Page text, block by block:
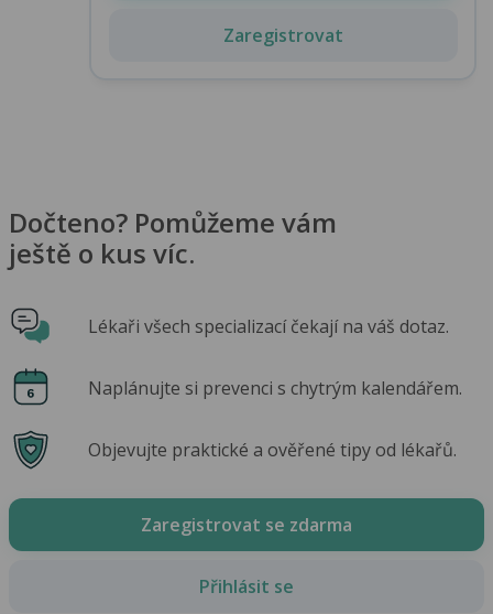
Zaregistrovat
Dočteno? Pomůžeme vám
ještě o kus víc.
Lékaři všech specializací čekají na váš dotaz.
Naplánujte si prevenci s chytrým kalendářem.
Objevujte praktické a ověřené tipy od lékařů.
Zaregistrovat se zdarma
Přihlásit se